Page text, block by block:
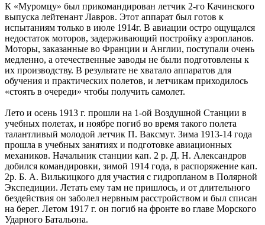
К «Муромцу» был прикомандирован летчик 2-го Качинского
выпуска лейтенант Лавров. Этот аппарат был готов к
испытаниям только в июле 1914г. В авиации остро ощущался
недостаток моторов, задерживающий постройку аэропланов.
Моторы, заказанные во Франции и Англии, поступали очень
медленно, а отечественные заводы не были подготовлены к
их производству. В результате не хватало аппаратов для
обучения и практических полетов, и летчикам приходилось
«стоять в очереди» чтобы получить самолет.
Лето и осень 1913 г. прошли на 1-ой Воздушной Станции в
учебных полетах, и ноябре погиб во время такого полета
талантливый молодой летчик П. Ваксмут. Зима 1913-14 года
прошла в учебных занятиях и подготовке авиационных
механиков. Начальник станции кап. 2 р. Д. Н. Александров
добился командировки, зимой 1914 года, в распоряжение кап.
2р. Б. А. Вилькицкого для участия с гидропланом в Полярной
Экспедиции. Летать ему там не пришлось, и от длительного
бездействия он заболел нервным расстройством и был списан
на берег. Летом 1917 г. он погиб на фронте во главе Морского
Ударного Батальона.